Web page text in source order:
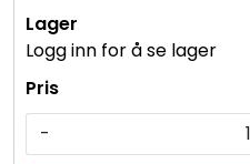
Logg inn for å se lager
-